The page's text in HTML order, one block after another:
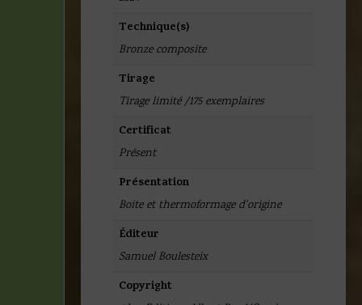
Technique(s)
Bronze composite
Tirage
Tirage limité /175 exemplaires
Certificat
Présent
Présentation
Boite et thermoformage d'origine
Éditeur
Samuel Boulesteix
Copyright